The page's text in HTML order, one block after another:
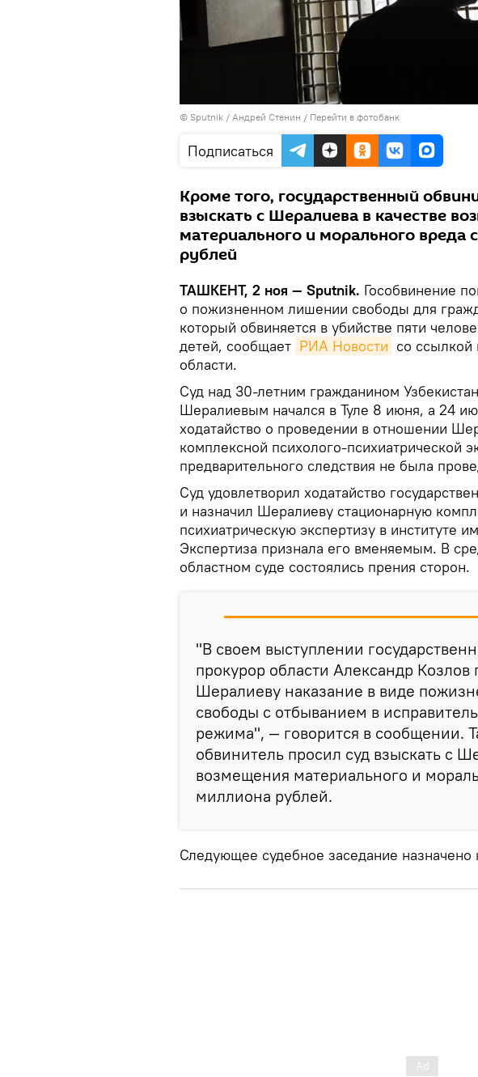
© Sputnik / Андрей Стенин / Перейти в фотобанк
Подписаться
Кроме того, государственный
взыскать с Шералиева в качестве
материального и морального вреда
рублей
ТАШКЕНТ, 2 ноя — Sputnik. Гособвинение
о пожизненном лишении свободы для
который обвиняется в убийстве пяти
детей, сообщает РИА Новости со ссылкой
области.
Суд над 30-летним гражданином
Шералиевым начался в Туле 8 июня, а 24
ходатайство о проведении в отношении
комплексной психолого-психиатрической
предварительного следствия не была
Суд удовлетворил ходатайство
и назначил Шералиеву стационарную
психиатрическую экспертизу в институте
Экспертиза признала его вменяемым. В
областном суде состоялись прения сторон.
"В своем выступлении
прокурор области Александр Козлов
Шералиеву наказание в виде
свободы с отбыванием в
режима", — говорится в сообщении.
обвинитель просил суд взыскать с
возмещения материального и
миллиона рублей.
Следующее судебное заседание назначено